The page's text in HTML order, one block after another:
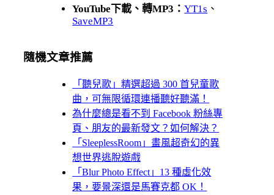
YouTube下載、轉MP3：YT1s 、
SaveMP3
隨機文章推薦
「聽兒歌」精選超過 300 首兒童歌
曲，可無限循環連播聽好聽滿！
為什麼總是看不到 Facebook 粉絲專
頁、朋友的最新發文？如何解決？
「SleeplessRoom」畫風超奇幻的異
想世界逃脫遊戲
「Blur Photo Effect」13 種虛化效
果，要景深還是馬賽克都 OK！